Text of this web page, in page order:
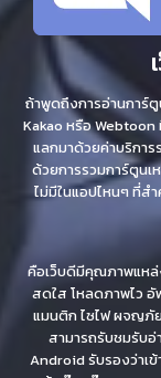
ถ้าพูดถึงการอ่านการ์
Kakao หรือ
แลกมาด้วยค่าบริการ
ด้วยการรวมการ์ตูนเ
ไม่มีในแอปไหนๆ ที่ส
คือเว็บดีมีคุณภาพแหล่
สดใส โหลดภาพไว อั
แมนติก ไซไฟ ผจญภั
สามารถรับชมรับอ่
Android รับรองว่าเ